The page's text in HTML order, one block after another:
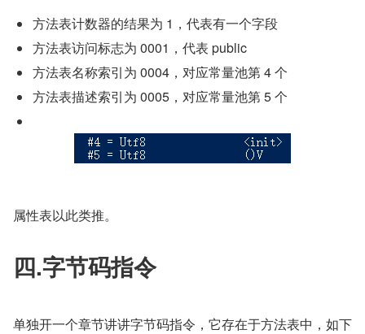
方法表计数器的结果为 1，代表有一个字段
方法表访问标志为 0001，代表 public
方法表名称索引为 0004，对应常量池第 4 个
方法表描述索引为 0005，对应常量池第 5 个
属性表以此类推。
四.字节码指令
单独开一个章节讲讲字节码指令，它存在于方法表中，如下